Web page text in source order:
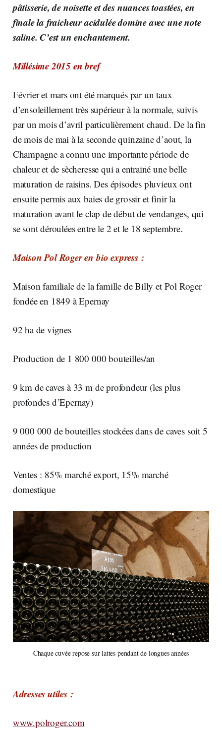
pâtisserie, de noisette et des nuances toastées, en
finale la fraicheur acidulée domine avec une note
saline. C’est un enchantement.
Millésime 2015 en bref
Février et mars ont été marqués par un taux
d’ensoleillement très supérieur à la normale, suivis
par un mois d’avril particulièrement chaud. De la fin
de mois de mai à la seconde quinzaine d’aout, la
Champagne a connu une importante période de
chaleur et de sècheresse qui a entrainé une belle
maturation de raisins. Des épisodes pluvieux ont
ensuite permis aux baies de grossir et finir la
maturation avant le clap de début de vendanges, qui
se sont déroulées entre le 2 et le 18 septembre.
Maison Pol Roger en bio express :
Maison familiale de la famille de Billy et Pol Roger
fondée en 1849 à Epernay
92 ha de vignes
Production de 1 800 000 bouteilles/an
9 km de caves à 33 m de profondeur (les plus
profondes d’Epernay)
9 000 000 de bouteilles stockées dans de caves soit 5
années de production
Ventes : 85% marché export, 15% marché
domestique
Chaque cuvée repose sur lattes pendant de longues années
Adresses utiles :
www.polroger.com